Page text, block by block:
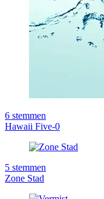
6 stemmen
Hawaii Five-0
5 stemmen
Zone Stad